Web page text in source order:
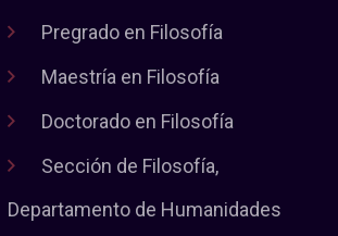
Pregrado en Filosofía
Maestría en Filosofía
Doctorado en Filosofía
Sección de Filosofía,
Departamento de Humanidades